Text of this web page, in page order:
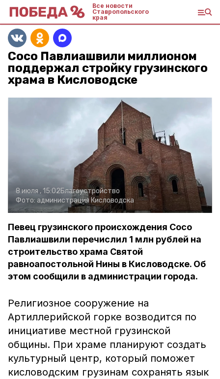
Все новости
Ставропольского
края
Сосо Павлиашвили миллионом
поддержал стройку грузинского
храма в Кисловодске
8 июля , 15:02Благоустройство
Фото: администрация Кисловодска
Певец грузинского происхождения Сосо
Павлиашвили перечислил 1 млн рублей на
строительство храма Святой
равноапостольной Нины в Кисловодске. Об
этом сообщили в администрации города.
Религиозное сооружение на
Артиллерийской горке возводится по
инициативе местной грузинской
общины. При храме планируют создать
культурный центр, который поможет
кисловодским грузинам сохранять язык